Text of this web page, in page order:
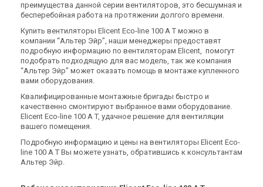
преимущества данной серии вентиляторов, это бесшумная и
бесперебойная работа на протяжении долгого времени.
Купить вентиляторы Elicent Eco-line 100 A T можно в
компании “Альтер Эйр”, наши менеджеры предоставят
подробную информацию по вентиляторам Elicent, помогут
подобрать подходящую для вас модель, так же компания
“Альтер Эйр” может оказать помощь в монтаже купленного
вами оборудования.
Квалифицированные монтажные бригады быстро и
качественно смонтируют выбранное вами оборудование.
Elicent Eco-line 100 A T, удачное решение для вентиляции
вашего помещения.
Подробную информацию и цены на вентиляторы Elicent Eco-
line 100 A T Вы можете узнать, обратившись к консультантам
Альтер Эйр.